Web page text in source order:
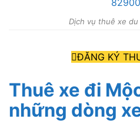
Dịch vụ thuê xe du
ĐĂNG KÝ
Thuê xe đi
những dòng